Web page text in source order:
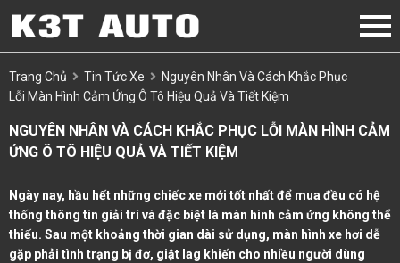
Trang Chủ Tin Tức Xe
Nguyên Nhân Và Cách Khắc Phục
Lỗi Màn Hình Cảm Ứng Ô Tô Hiệu Quả Và Tiết Kiệm
NGUYÊN NHÂN VÀ CÁCH KHẮC PHỤC LỖI MÀN HÌNH CẢM
ỨNG Ô TÔ HIỆU QUẢ VÀ TIẾT KIỆM
Ngày nay, hầu hết những chiếc xe mới tốt nhất để mua đều có hệ
thống thông tin giải trí và đặc biệt là màn hình cảm ứng không thể
thiếu. Sau một khoảng thời gian dài sử dụng, màn hình xe hơi dễ
gặp phải tình trạng bị đơ, giật lag khiến cho nhiều người dùng